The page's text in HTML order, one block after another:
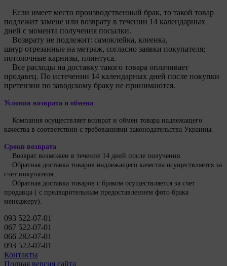
Если имеет место производственный брак, то такой товар
подлежит замене или возврату в течении 14 календарных
дней с момента получения посылки.
Возврату не подлежит: самоклейка, клеенка,
шнур отрезанные на метраж, согласно заявки покупателя;
потолочные карнизы, плинтуса.
Все расходы на доставку такого товара оплачивает
продавец. По истечении 14 календарных дней после покупки
претензии по заводскому браку не принимаются.
Условия возврата и обмена
Компания осуществляет возврат и обмен товара надлежащего
качества в соответствии с требованиями законодательства Украины.
Сроки возврата
Возврат возможен в течение 14 дней после получения.
Обратная доставка товаров надлежащего качества осуществляется за
счет покупателя.
Обратная доставка товаров с браком осуществляется за счет
продавца ( с предварительным предоставлением фото брака
менеджеру).
093 522-07-01
067 522-07-01
066 282-07-01
093 522-07-01
Контакты
Полная версия сайта